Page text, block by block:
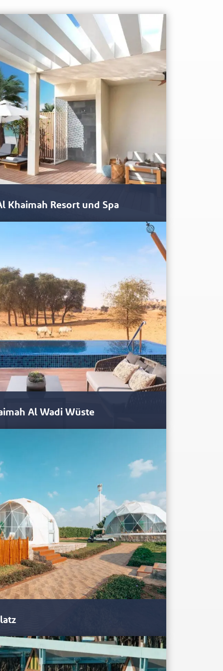
Khaimah Resort und Spa
Ras Al Khaimah Resort and Spa ist das
Al Wadi Wüste
Alternative zu einem Luxushotel. Der